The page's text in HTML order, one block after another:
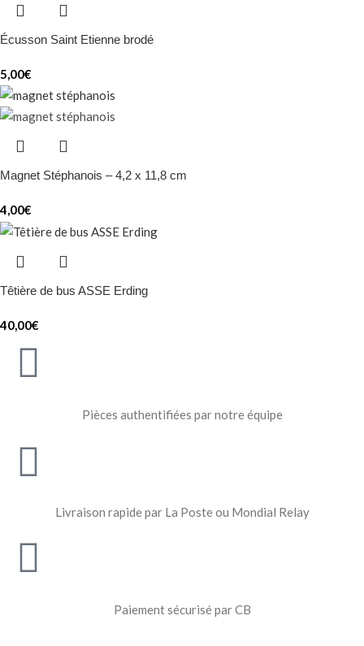
Écusson Saint Etienne brodé
5,00€
Magnet Stéphanois – 4,2 x 11,8 cm
4,00€
Têtière de bus ASSE Erding
40,00€
Pièces authentifiées par notre équipe
Livraison rapide par La Poste ou Mondial Relay
Paiement sécurisé par CB